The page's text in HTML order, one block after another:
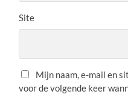
Site
Mijn naam, e-mail en
voor de volgende keer